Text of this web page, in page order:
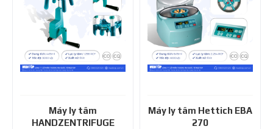
Máy ly tâm
HANDZENTRIFUGE
Máy ly tâm Hettich EBA
270